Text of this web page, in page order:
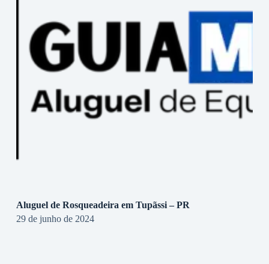
Aluguel de Rosqueadeira em Tupãssi – PR
29 de junho de 2024